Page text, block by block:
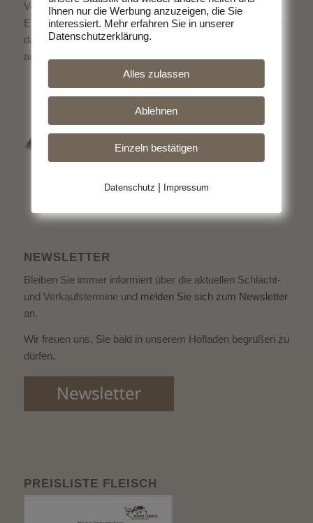
Von uns bekommen Sie köstliches Fleisch direkt vom
Erzeuger. Ohne schlechtes Gewissen Fleisch zu essen -
das geht. Entscheiden Sie sich für hochwertige Produkte
aus der Region.
NEWSLETTER
Bleiben Sie immer informiert über die aktuellen Schlacht-
und Verkaufstermine und melden Sie sich zum Newsletter
an.
Wir freuen uns, Sie bald in unserem Hofladen begrüßen zu
dürfen.
PREISLISTE FLEISCH
Ihnen nur die Werbung anzuzeigen, die Sie
interessiert. Mehr erfahren Sie in unserer
Datenschutzerklärung.
Alles zulassen
Ablehnen
Einzeln bestätigen
Datenschutz | Impressum